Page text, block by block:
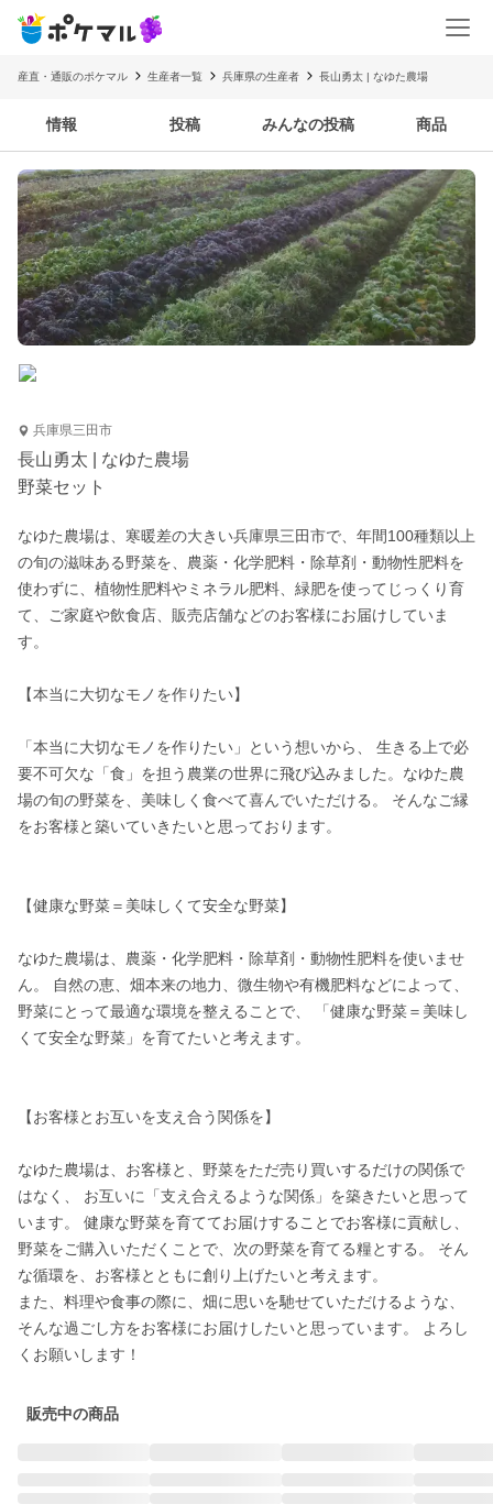
産直・通販のポケマル 生産者一覧 兵庫県の生産者 長山勇太 | なゆた農場
情報 投稿 みんなの投稿 商品
兵庫県三田市
長山勇太 | なゆた農場
野菜セット
なゆた農場は、寒暖差の大きい兵庫県三田市で、年間100種類以上
の旬の滋味ある野菜を、農薬・化学肥料・除草剤・動物性肥料を
使わずに、植物性肥料やミネラル肥料、緑肥を使ってじっくり育
て、ご家庭や飲食店、販売店舗などのお客様にお届けしていま
す。
【本当に大切なモノを作りたい】
「本当に大切なモノを作りたい」という想いから、 生きる上で必
要不可欠な「食」を担う農業の世界に飛び込みました。なゆた農
場の旬の野菜を、美味しく食べて喜んでいただける。 そんなご縁
をお客様と築いていきたいと思っております。
【健康な野菜＝美味しくて安全な野菜】
なゆた農場は、農薬・化学肥料・除草剤・動物性肥料を使いませ
ん。 自然の恵、畑本来の地力、微生物や有機肥料などによって、
野菜にとって最適な環境を整えることで、 「健康な野菜＝美味し
くて安全な野菜」を育てたいと考えます。
【お客様とお互いを支え合う関係を】
なゆた農場は、お客様と、野菜をただ売り買いするだけの関係で
はなく、 お互いに「支え合えるような関係」を築きたいと思って
います。 健康な野菜を育ててお届けすることでお客様に貢献し、
野菜をご購入いただくことで、次の野菜を育てる糧とする。 そん
な循環を、お客様とともに創り上げたいと考えます。
また、料理や食事の際に、畑に思いを馳せていただけるような、
そんな過ごし方をお客様にお届けしたいと思っています。 よろし
くお願いします！
販売中の商品